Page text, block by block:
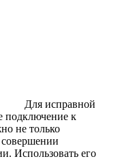
Для исправной
подключение к
не только
Использовать его